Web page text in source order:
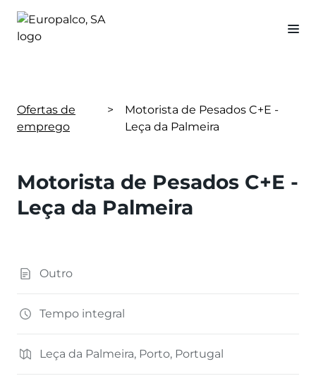
Ofertas de
emprego
>
Motorista de Pesados C+E -
Leça da Palmeira
Motorista de Pesados C+E -
Leça da Palmeira
Outro
Tempo integral
Leça da Palmeira, Porto, Portugal